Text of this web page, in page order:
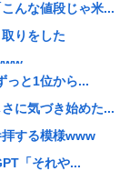
んな値段じゃ米...
りをした
の？」外国人の...
も取...
っと1位から...
に気づき始めた...
する模様www
「それや...